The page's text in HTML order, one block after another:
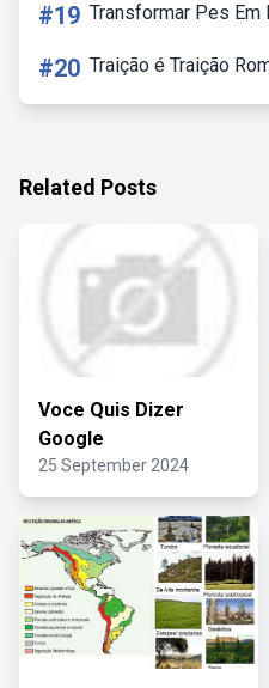
#19 Transformar Pes Em
#20 Traição é Traição
Related Posts
Voce Quis Dizer
Google
25 September 2024